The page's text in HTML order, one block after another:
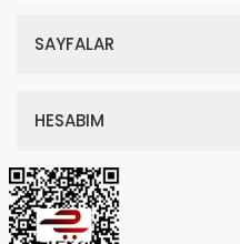
SAYFALAR
HESABIM